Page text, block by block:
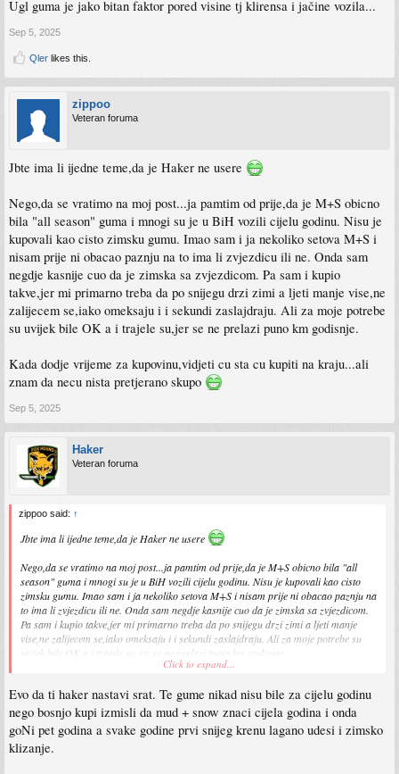
Ugl guma je jako bitan faktor pored visine tj klirensa i jačine vozila...
Sep 5, 2025
Qler likes this.
zippoo
Veteran foruma
Jbte ima li ijedne teme,da je Haker ne usere
Nego,da se vratimo na moj post...ja pamtim od prije,da je M+S obicno
bila "all season" guma i mnogi su je u BiH vozili cijelu godinu. Nisu je
kupovali kao cisto zimsku gumu. Imao sam i ja nekoliko setova M+S i
nisam prije ni obacao paznju na to ima li zvjezdicu ili ne. Onda sam
negdje kasnije cuo da je zimska sa zvjezdicom. Pa sam i kupio
takve,jer mi primarno treba da po snijegu drzi zimi a ljeti manje vise,ne
zalijecem se,iako omeksaju i i sekundi zaslajdraju. Ali za moje potrebe
su uvijek bile OK a i trajele su,jer se ne prelazi puno km godisnje.
Kada dodje vrijeme za kupovinu,vidjeti cu sta cu kupiti na kraju...ali
znam da necu nista pretjerano skupo
Sep 5, 2025
Haker
Veteran foruma
zippoo said: ↑
Jbte ima li ijedne teme,da je Haker ne usere
Nego,da se vratimo na moj post...ja pamtim od prije,da je M+S obicno bila "all
season" guma i mnogi su je u BiH vozili cijelu godinu. Nisu je kupovali kao cisto
zimsku gumu. Imao sam i ja nekoliko setova M+S i nisam prije ni obacao paznju na
to ima li zvjezdicu ili ne. Onda sam negdje kasnije cuo da je zimska sa zvjezdicom.
Pa sam i kupio takve,jer mi primarno treba da po snijegu drzi zimi a ljeti manje
vise,ne zalijecem se,iako omeksaju i i sekundi zaslajdraju. Ali za moje potrebe su
uvijek bile OK a i trajele su,jer se ne prelazi puno km godisnje.
nista pretjerano skupo
Click to expand...
Evo da ti haker nastavi srat. Te gume nikad nisu bile za cijelu godinu
nego bosnjo kupi izmisli da mud + snow znaci cijela godina i onda
goNi pet godina a svake godine prvi snijeg krenu lagano udesi i zimsko
klizanje.